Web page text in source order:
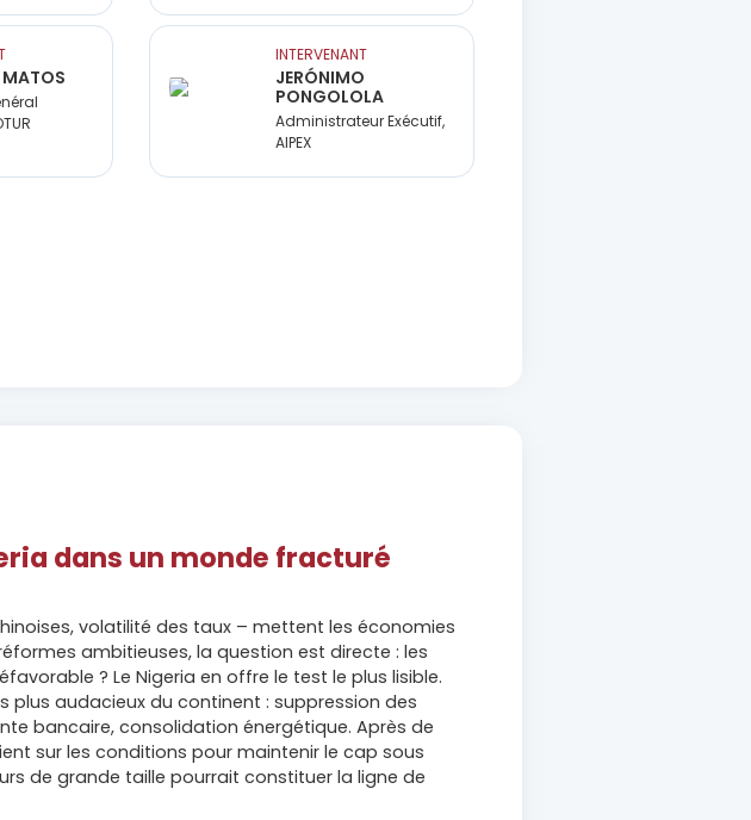
MATOS
INTERVENANT
JERÓNIMO
PONGOLOLA
Administrateur Exécutif,
AIPEX
dans un monde fracturé
volatilité des taux – mettent les économies
ambitieuses, la question est directe : les
? Le Nigeria en offre le test le plus lisible.
plus audacieux du continent : suppression des
bancaire, consolidation énergétique. Après de
sur les conditions pour maintenir le cap sous
de grande taille pourrait constituer la ligne de